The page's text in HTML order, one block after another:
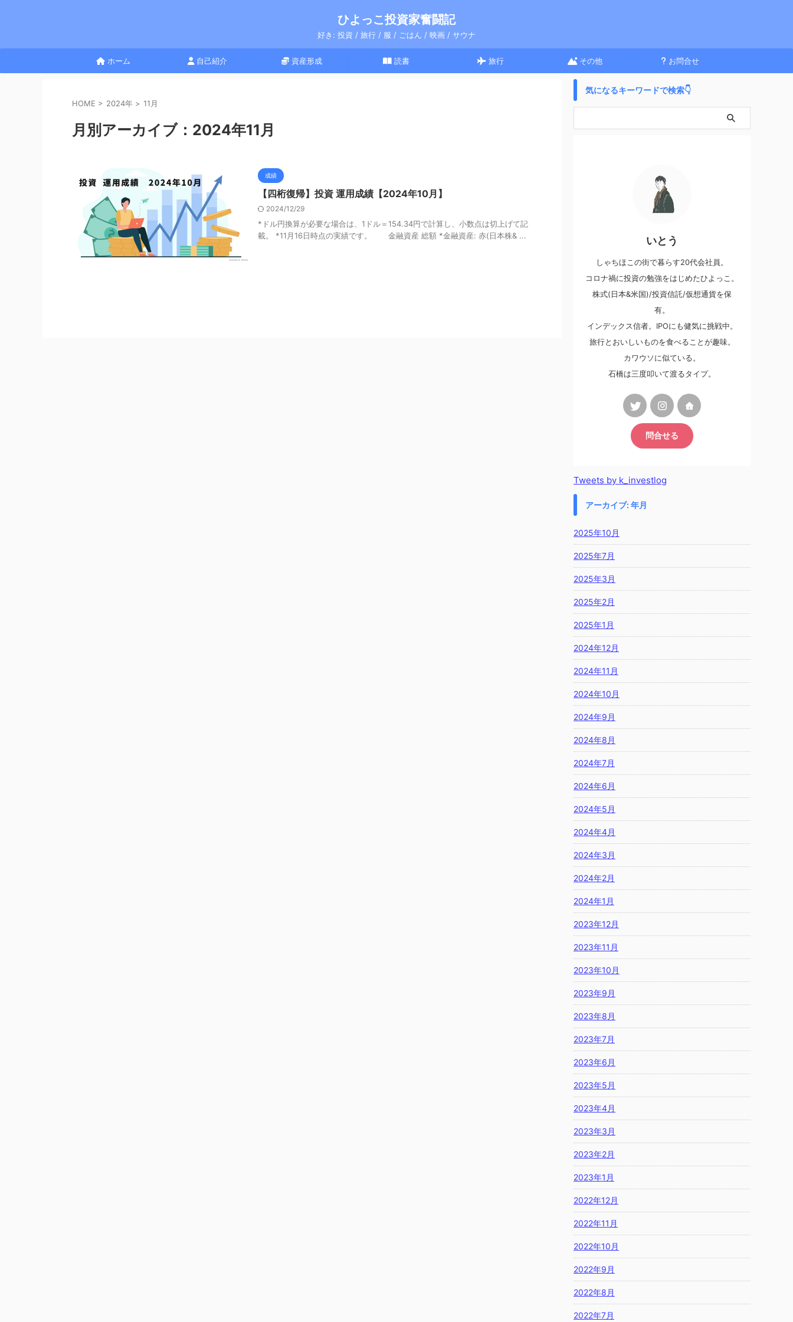
ひよっこ投資家奮闘記
好き: 投資 / 旅行 / 服 / ごはん / 映画 / サウナ
ホーム 自己紹介 資産形成 読書 旅行 その他 お問合せ
HOME > 2024年 > 11月
月別アーカイブ：2024年11月
成績
【四桁復帰】投資 運用成績【2024年10月】
2024/12/29
*ドル円換算が必要な場合は、1ドル＝154.34円で計算し、小数点は切上げて記
載。 *11月16日時点の実績です。 金融資産 総額 *金融資産: 赤(日本株& ...
気になるキーワードで検索👇
いとう
しゃちほこの街で暮らす20代会社員。
コロナ禍に投資の勉強をはじめたひよっこ。
株式(日本&米国)/投資信託/仮想通貨を保
有。
インデックス信者。IPOにも健気に挑戦中。
旅行とおいしいものを食べることが趣味。
カワウソに似ている。
石橋は三度叩いて渡るタイプ。
問合せる
Tweets by k_investlog
アーカイブ: 年月
2025年10月
2025年7月
2025年3月
2025年2月
2025年1月
2024年12月
2024年11月
2024年10月
2024年9月
2024年8月
2024年7月
2024年6月
2024年5月
2024年4月
2024年3月
2024年2月
2024年1月
2023年12月
2023年11月
2023年10月
2023年9月
2023年8月
2023年7月
2023年6月
2023年5月
2023年4月
2023年3月
2023年2月
2023年1月
2022年12月
2022年11月
2022年10月
2022年9月
2022年8月
2022年7月